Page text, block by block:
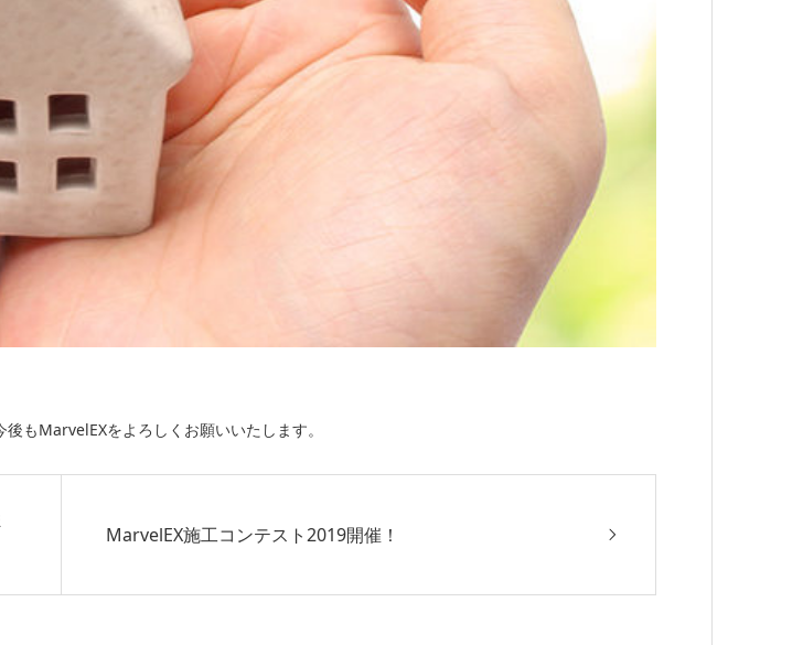
もMarvelEXをよろしくお願いいたします。
MarvelEX施工コンテスト2019開催！